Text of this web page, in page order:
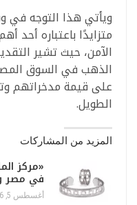
ويأتي هذا التوجه في
متزايدًا باعتباره أحد
الآمن، حيث تشير
الذهب في السوق
على قيمة مدخراتهم
الطويل.
المزيد من المشاركات
في مصر
أغسطس 5, 2026